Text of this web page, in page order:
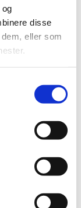
disse
eller som